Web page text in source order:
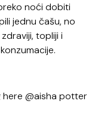
noći dobiti
jednu čašu, no
topliji i
@aisha potter